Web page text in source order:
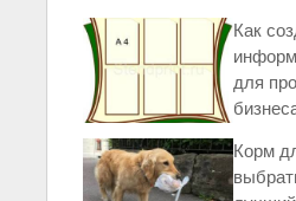
Как
для
Корм